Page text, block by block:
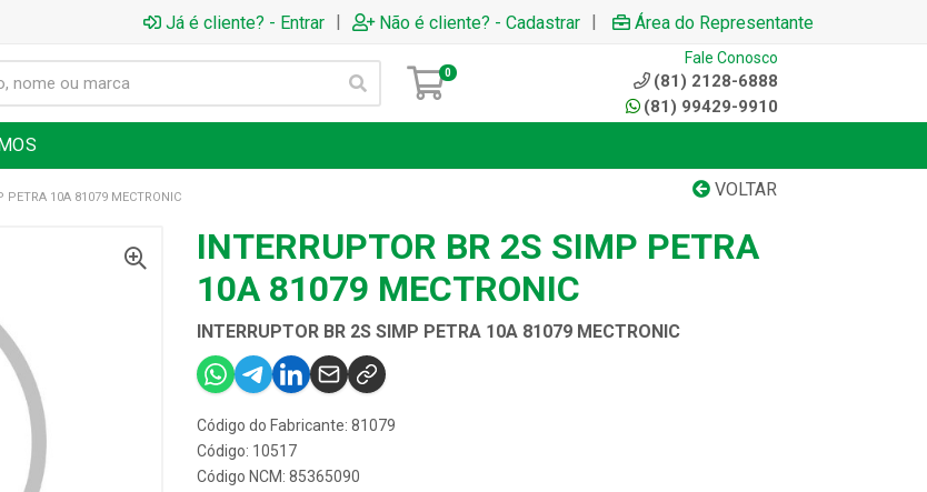
Já é cliente? - Entrar | Não é cliente? - Cadastrar | Área do Representante
0
Fale Conosco
(81) 2128-6888
(81) 99429-9910
VOLTAR
PETRA 10A 81079 MECTRONIC
INTERRUPTOR BR 2S SIMP PETRA
10A 81079 MECTRONIC
INTERRUPTOR BR 2S SIMP PETRA 10A 81079 MECTRONIC
Código do Fabricante: 81079
Código: 10517
Código NCM: 85365090